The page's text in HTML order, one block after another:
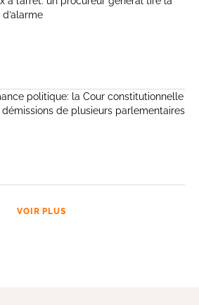
politique: la Cour constitutionnelle
de plusieurs parlementaires
VOIR PLUS